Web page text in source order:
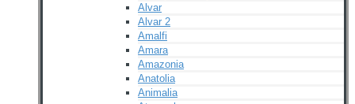
Alvar
Alvar 2
Amalfi
Amara
Amazonia
Anatolia
Animalia